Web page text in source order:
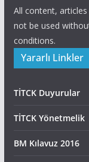
All content,
not be used
conditions.
Yararlı Linkler
TİTCK Duyurular
TİTCK Yönetmelik
BM Kılavuz 2016